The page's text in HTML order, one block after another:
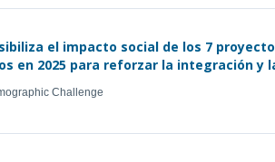
el impacto social de los 7
en 2025 para reforzar la integración y
Challenge